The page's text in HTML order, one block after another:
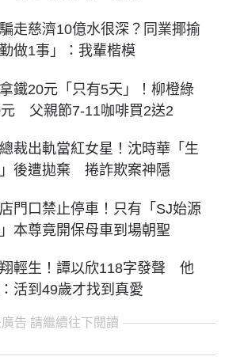
走慈濟10億水很深？同業揶揄
做1事」：我輩楷模
鐵20元「只有5天」！柳橙綠
父親節7-11咖啡買2送2
裁出軌當紅女星！沈時華「生
後遭拋棄 捲詐欺案神隱
門口禁止停車！只有「SJ始源
本尊竟開保母車到場朝聖
輕生！譚以欣118字發聲 他
活到49歲才找到真愛
告 請繼續往下閱讀